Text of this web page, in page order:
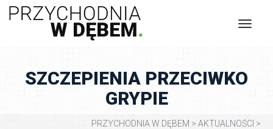
SZCZEPIENIA PRZECIWKO
GRYPIE
PRZYCHODNIA W DĘBEM > AKTUALNOŚCI >